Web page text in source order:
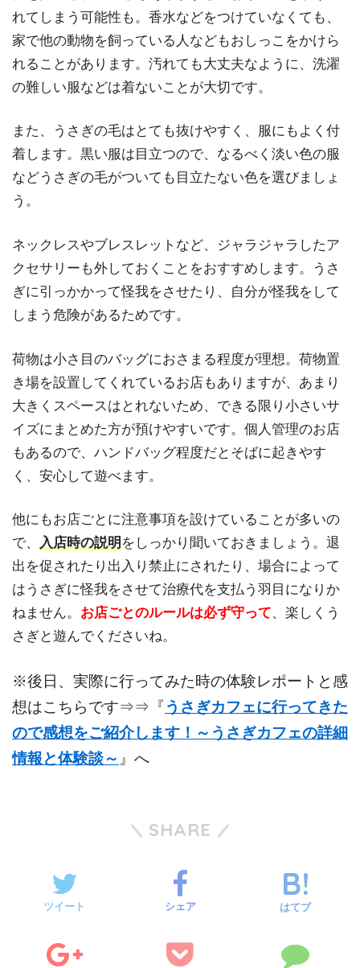
れてしまう可能性も。香水などをつけていなくても、
家で他の動物を飼っている人などもおしっこをかけら
れることがあります。汚れても大丈夫なように、洗濯
の難しい服などは着ないことが大切です。
また、うさぎの毛はとても抜けやすく、服にもよく付
着します。黒い服は目立つので、なるべく淡い色の服
などうさぎの毛がついても目立たない色を選びましょ
う。
ネックレスやブレスレットなど、ジャラジャラしたア
クセサリーも外しておくことをおすすめします。うさ
ぎに引っかかって怪我をさせたり、自分が怪我をして
しまう危険があるためです。
荷物は小さ目のバッグにおさまる程度が理想。荷物置
き場を設置してくれているお店もありますが、あまり
大きくスペースはとれないため、できる限り小さいサ
イズにまとめた方が預けやすいです。個人管理のお店
もあるので、ハンドバッグ程度だとそばに起きやす
く、安心して遊べます。
他にもお店ごとに注意事項を設けていることが多いの
で、
入店時の説明 をしっかり聞いておきましょう。退
出を促されたり出入り禁止にされたり、場合によって
はうさぎに怪我をさせて治療代を支払う羽目になりか
ねません。 お店ごとのルールは必ず守って、楽しくう
さぎと遊んでくださいね。
※後日、実際に行ってみた時の体験レポートと感
想はこちらです⇒⇒『 うさぎカフェに行ってきた
ので感想をご紹介します！～うさぎカフェの詳細
情報と体験談～ 』へ
SHARE
ツイート シェア はてブ